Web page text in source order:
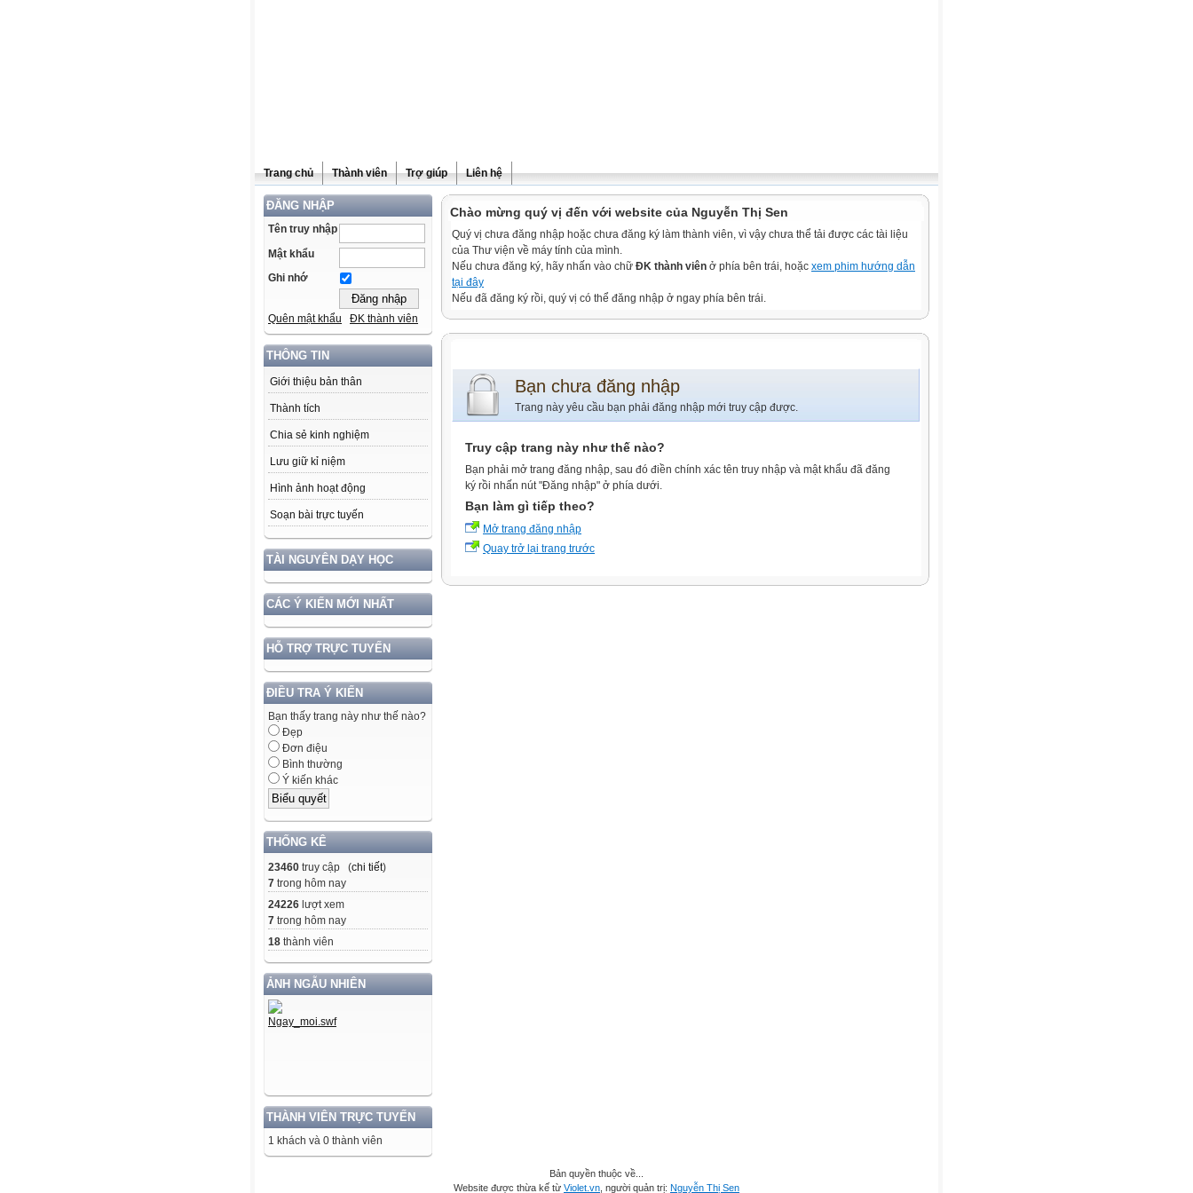
Trang chủ Thành viên Trợ giúp Liên hệ
ĐĂNG NHẬP
Tên truy nhập
Mật khẩu
Ghi nhớ
Quên mật khẩu ĐK thành viên
THÔNG TIN
Giới thiệu bản thân
Thành tích
Chia sẻ kinh nghiệm
Lưu giữ kỉ niệm
Hình ảnh hoạt động
Soạn bài trực tuyến
TÀI NGUYÊN DẠY HỌC
CÁC Ý KIẾN MỚI NHẤT
HỖ TRỢ TRỰC TUYẾN
ĐIỀU TRA Ý KIẾN
Bạn thấy trang này như thế nào?
Đẹp
Đơn điệu
Bình thường
Ý kiến khác
THỐNG KÊ
23460 truy cập (chi tiết)
7 trong hôm nay
24226 lượt xem
7 trong hôm nay
18 thành viên
ẢNH NGẪU NHIÊN
THÀNH VIÊN TRỰC TUYẾN
1 khách và 0 thành viên
Chào mừng quý vị đến với website của Nguyễn Thị Sen
Quý vị chưa đăng nhập hoặc chưa đăng ký làm thành viên, vì vậy chưa thể tải được các tài liệu
của Thư viện về máy tính của mình.
Nếu chưa đăng ký, hãy nhấn vào chữ ĐK thành viên ở phía bên trái, hoặc xem phim hướng dẫn
tại đây
Nếu đã đăng ký rồi, quý vị có thể đăng nhập ở ngay phía bên trái.
Bạn chưa đăng nhập
Trang này yêu cầu bạn phải đăng nhập mới truy cập được.
Truy cập trang này như thế nào?
Bạn phải mở trang đăng nhập, sau đó điền chính xác tên truy nhập và mật khẩu đã đăng
ký rồi nhấn nút "Đăng nhập" ở phía dưới.
Bạn làm gì tiếp theo?
Mở trang đăng nhập
Quay trở lại trang trước
Bản quyền thuộc về...
Website được thừa kế từ Violet.vn , người quản trị: Nguyễn Thị Sen